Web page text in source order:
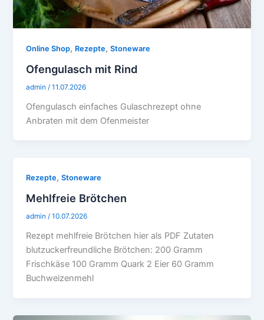
Online Shop, Rezepte,Stoneware
Ofengulasch mit Rind
admin /11.07.2026
Ofengulasch einfaches Gulaschrezept ohne
Anbraten mit dem Ofenmeister
Rezepte,Stoneware
Mehlfreie Brötchen
admin/10.07.2026
Rezept mehlfreie Brötchen hier als PDF Zutaten
blutzuckerfreundliche Brötchen: 200 Gramm
Frischkäse 100 Gramm Quark 2 Eier 60 Gramm
Buchweizenmehl